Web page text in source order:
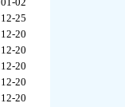
12-25
12-20
12-20
12-20
12-20
12-20